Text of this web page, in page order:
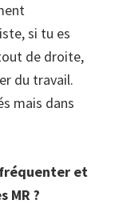
si tu es
de droite,
du travail.
mais dans
et
MR ?